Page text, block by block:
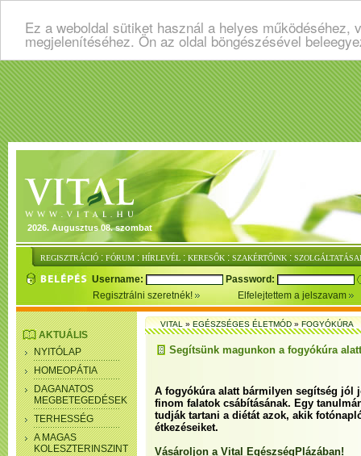
Ez a weboldal sütiket használ a helyes
megjelenítéséhez. Ön az oldal böngészésével
2026. Augusztus 08. szombat
REGISZTRÁCIÓ : FÓRUM : HÍRLEVÉL : KERESŐK : SZAKÉRTŐINK :
Username:
Password:
Regisztrálni szeretnék!
Elfelejtettem a jelszavam
AKTUÁLIS
NYITÓLAP
HOMEOPÁTIA
DAGANATOS
MEGBETEGEDÉSEK
TERHESSÉG
A MAGAS
KOLESZTERINSZINT
VITAL»EGÉSZSÉGES ÉLETMÓD»FOGYÓKÚRA
Segítsünk magunkon a fogyókúra
A fogyókúra alatt bármilyen segítség jól
finom falatok csábításának. Egy
tudják tartani a diétát azok, akik
étkezéseiket.
Vásároljon a Vital EgészségPlázában!